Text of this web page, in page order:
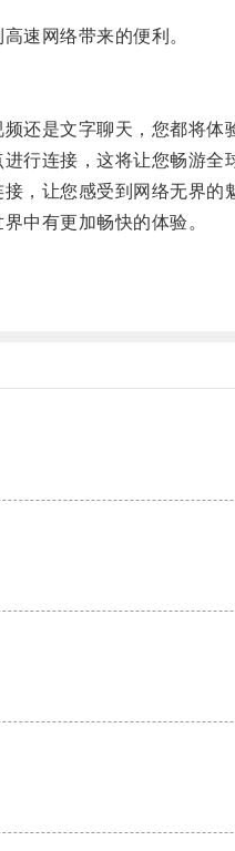
速网络带来的便利。
是文字聊天，您都将体
连接，这将让您畅游全
，让您感受到网络无界的
中有更加畅快的体验。